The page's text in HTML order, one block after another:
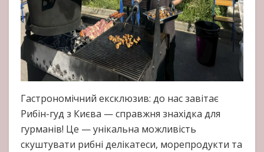
Гастрономічний ексклюзив: до нас завітає
Рибін-гуд з Києва — справжня знахідка для
гурманів! Це — унікальна можливість
скуштувати рибні делікатеси, морепродукти та